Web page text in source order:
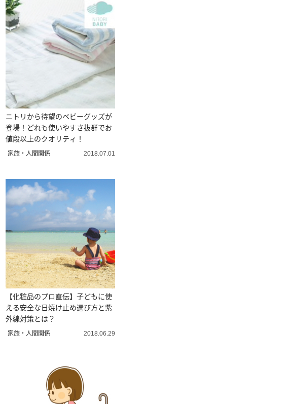
ニトリから待望のベビーグッズが
登場！どれも使いやすさ抜群でお
値段以上のクオリティ！
家族・人間関係 2018.07.01
【化粧品のプロ直伝】子どもに使
える安全な日焼け止め選び方と紫
外線対策とは？
家族・人間関係 2018.06.29